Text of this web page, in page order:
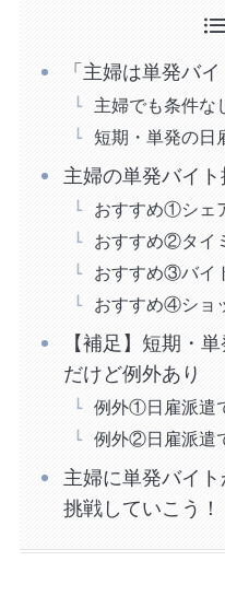
「主婦は単発バ
主婦でも条件な
短期・単発の日
主婦の単発バイ
おすすめ①シェ
おすすめ②タイ
おすすめ③バイ
おすすめ④ショ
【補足】短期・
だけど例外あり
例外①日雇派遣
例外②日雇派遣
主婦に単発バイ
挑戦していこう！